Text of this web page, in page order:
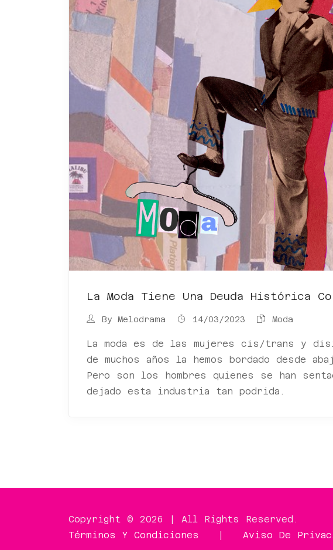
La Moda Tiene Una Deuda Histórica
By Melodrama 14/03/2023 Moda
La moda es de las mujeres cis/trans y
de muchos años la hemos bordado desde
Pero son los hombres quienes se han
dejado esta industria tan podrida.
Copyright © 2026 | All Rights Reserved.
Términos Y Condiciones
Aviso De